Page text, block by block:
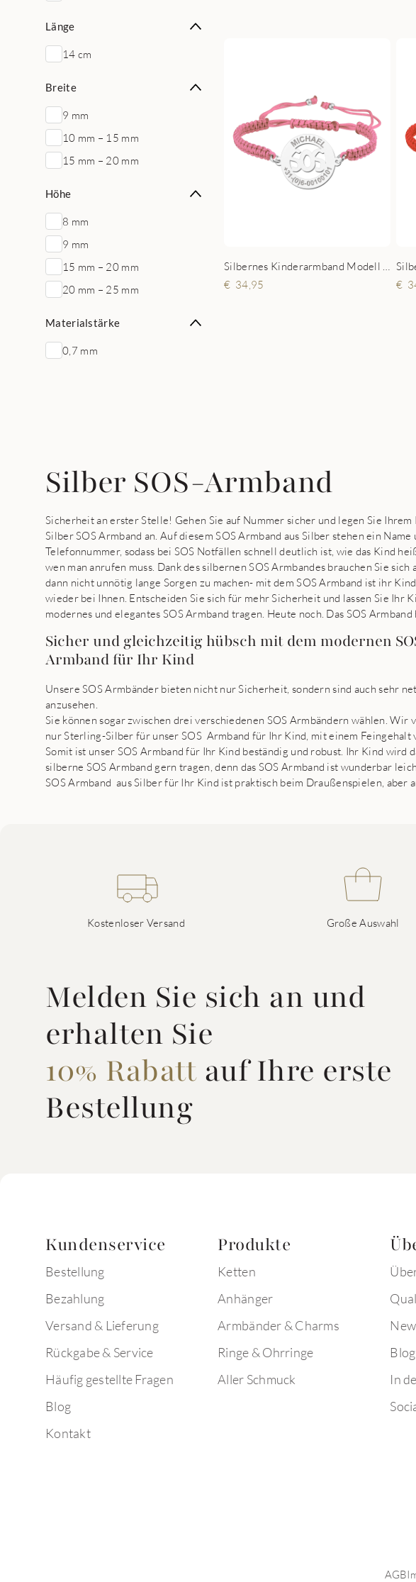
Länge
14 cm
Breite
9 mm
10 mm – 15 mm
15 mm – 20 mm
Höhe
8 mm
9 mm
15 mm – 20 mm
20 mm – 25 mm
Materialstärke
0,7 mm
34,95
Silber SOS-Armband
Sicherheit an erster Stelle! Gehen Sie auf Nummer sicher und legen Sie Ihrem
Silber SOS Armband an. Auf diesem SOS Armband aus Silber stehen ein Name
Telefonnummer, sodass bei SOS Notfällen schnell deutlich ist, wie das Kind
wen man anrufen muss. Dank des silbernen SOS Armbandes brauchen Sie sich
dann nicht unnötig lange Sorgen zu machen- mit dem SOS Armband ist ihr
wieder bei Ihnen. Entscheiden Sie sich für mehr Sicherheit und lassen Sie Ihr
modernes und elegantes SOS Armband tragen. Heute noch. Das SOS Armband
Sicher und gleichzeitig hübsch mit dem modernen
Armband für Ihr Kind
Unsere SOS Armbänder bieten nicht nur Sicherheit, sondern sind auch sehr
anzusehen.
Sie können sogar zwischen drei verschiedenen SOS Armbändern wählen. Wir
nur Sterling-Silber für unser SOS Armband für Ihr Kind, mit einem Feingehalt
Somit ist unser SOS Armband für Ihr Kind beständig und robust. Ihr Kind wird
silberne SOS Armband gern tragen, denn das SOS Armband ist wunderbar
SOS Armband aus Silber für Ihr Kind ist praktisch beim Draußenspielen, aber
Kostenloser Versand Große Auswahl
Melden Sie sich an und
erhalten Sie
10% Rabattauf Ihre erste
Bestellung
Kundenservice
Bestellung
Bezahlung
Versand & Lieferung
Rückgabe & Service
Häufig gestellte Fragen
Blog
Kontakt
Produkte
Ketten
Anhänger
Armbänder & Charms
Ringe & Ohrringe
Aller Schmuck
Blog
In
AGB